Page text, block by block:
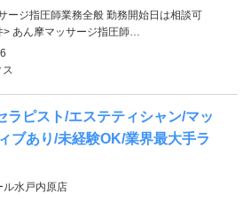
ージ指圧師業務全般 勤務開始日は相談可
> あん摩マッサージ指圧師…
ラピスト/エステティシャン/マッ
ブあり/未経験OK/業界最大手ラ
ル水戸内原店